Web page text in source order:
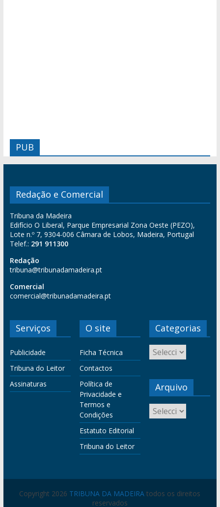
PUB
Redação e Comercial
Tribuna da Madeira
Edifício O Liberal, Parque Empresarial Zona Oeste (PEZO),
Lote n.º 7, 9304-006 Câmara de Lobos, Madeira, Portugal
Telef.: 291 911300
Redação
tribuna@tribunadamadeira.pt
Comercial
comercial@tribunadamadeira.pt
Serviços
Publicidade
Tribuna do Leitor
Assinaturas
O site
Ficha Técnica
Contactos
Política de
Privacidade e
Termos e
Condições
Estatuto Editorial
Tribuna do Leitor
Categorias
Arquivo
Copyright 2026 TRIBUNA DA MADEIRA todos os direitos
reservados